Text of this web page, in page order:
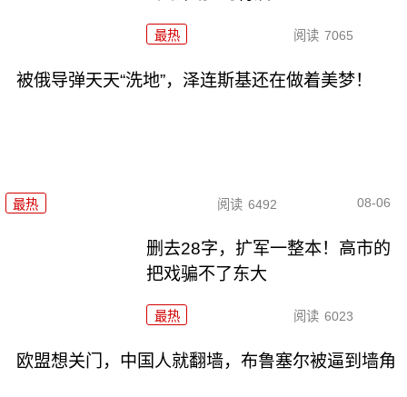
最热 阅读 7065
被俄导弹天天“洗地”，泽连斯基还在做着美梦！
最热 阅读 6492 08-06
删去28字，扩军一整本！高市的
把戏骗不了东大
最热 阅读 6023
欧盟想关门，中国人就翻墙，布鲁塞尔被逼到墙角